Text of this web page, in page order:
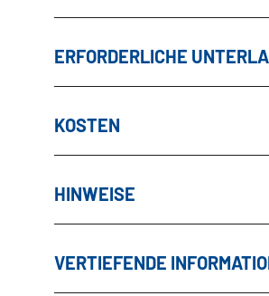
ERFORDERLICHE
KOSTEN
HINWEISE
VERTIEFENDE